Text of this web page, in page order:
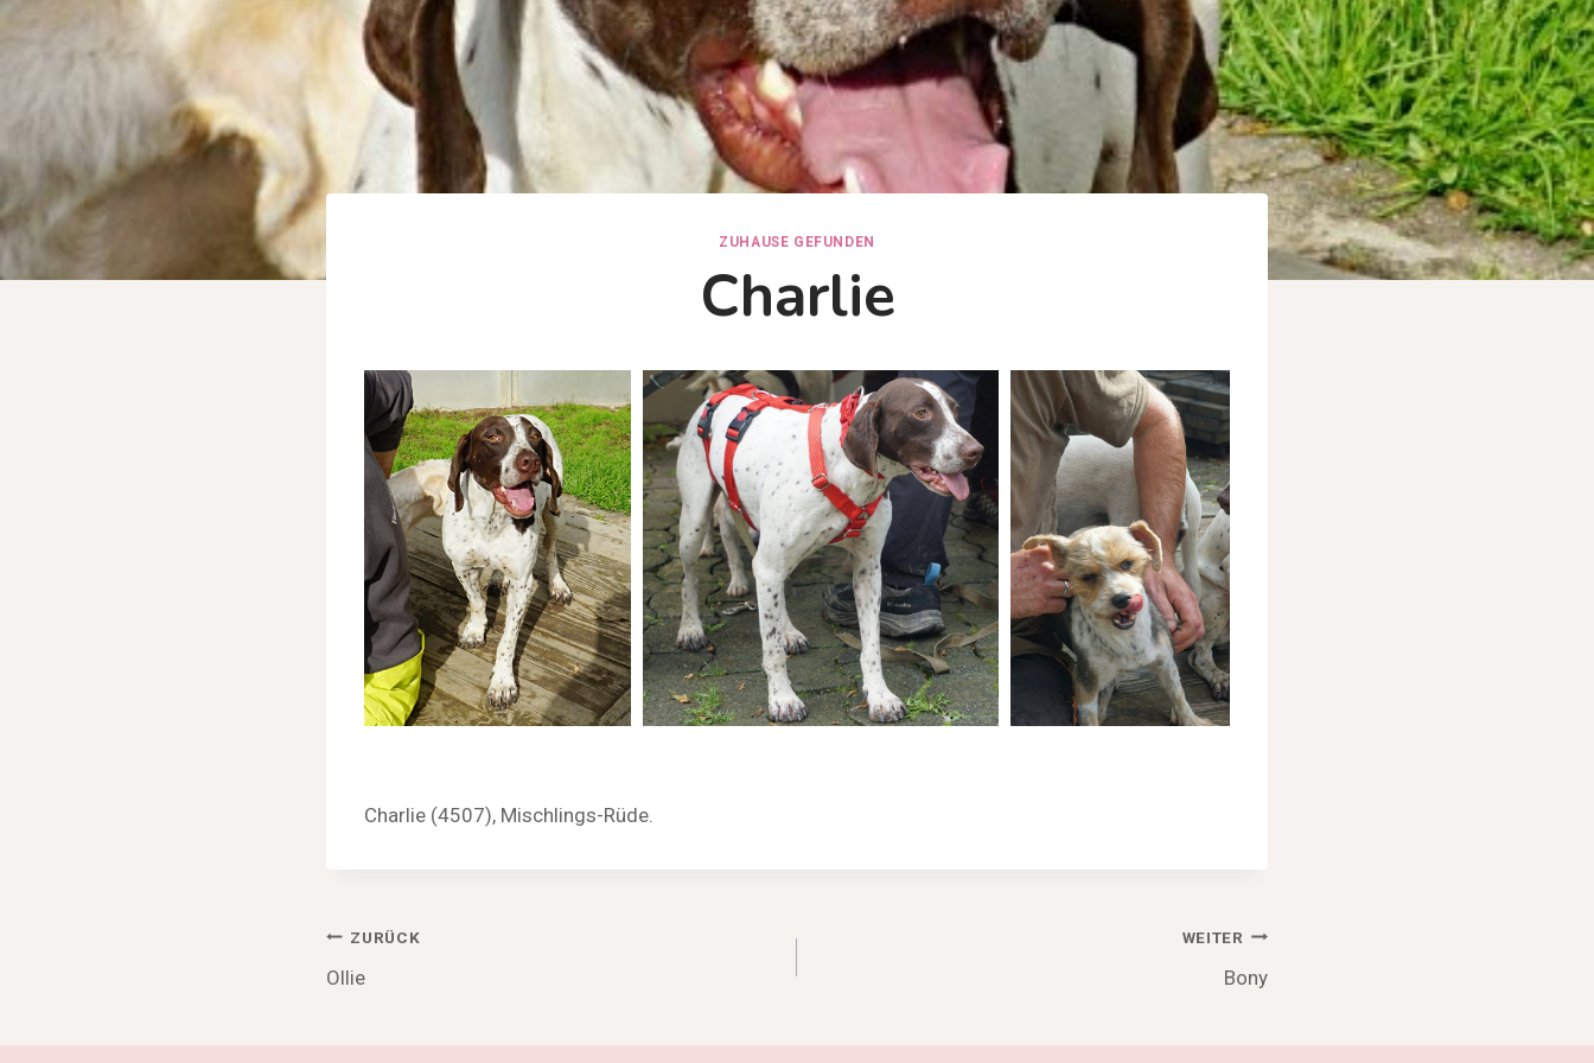
ZUHAUSE GEFUNDEN
Charlie
Charlie (4507), Mischlings-Rüde.
Beitragsnavigation
ZURÜCK
Ollie
WEITER
Bony